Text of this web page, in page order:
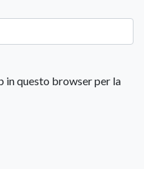
in questo browser per la